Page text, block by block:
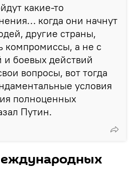
какие-то
когда они начнут
другие страны,
компромиссы, а не с
боевых действий
вопросы, вот тогда
условия
полноценных
Путин.